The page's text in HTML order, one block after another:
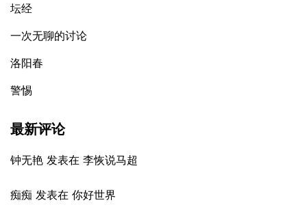
坛经
一次无聊的讨论
洛阳春
警惕
最新评论
钟无艳 发表在 李恢说马超
痴痴 发表在 你好世界